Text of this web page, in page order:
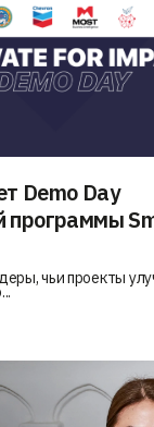
Demo Day
программы
чьи проекты